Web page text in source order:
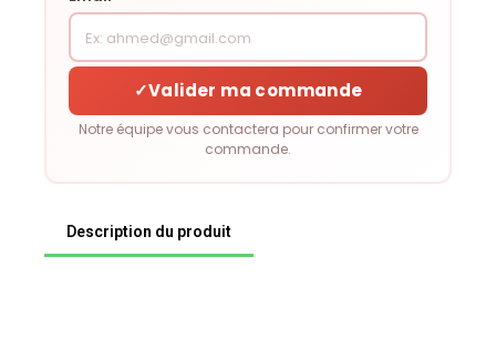
✓Valider ma commande
Notre équipe vous contactera pour confirmer votre
commande.
Description du produit